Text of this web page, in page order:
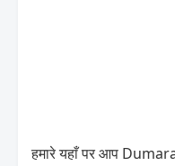
हमारे यहाँ पर आप